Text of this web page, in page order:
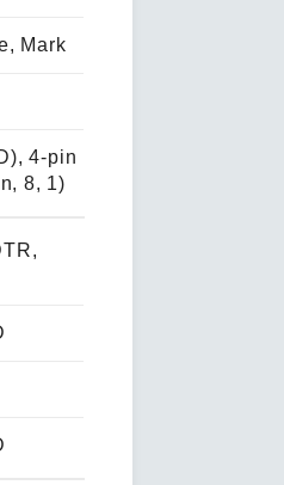
Mark
4-pin
8, 1)